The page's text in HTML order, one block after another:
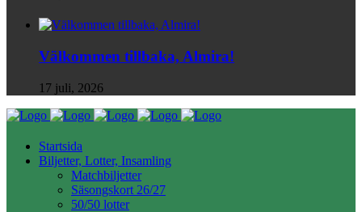
Välkommen tillbaka, Almira!
17 juli, 2026
Startsida
Biljetter, Lotter, Insamling
Matchbiljetter
Säsongskort 26/27
50/50 lotter